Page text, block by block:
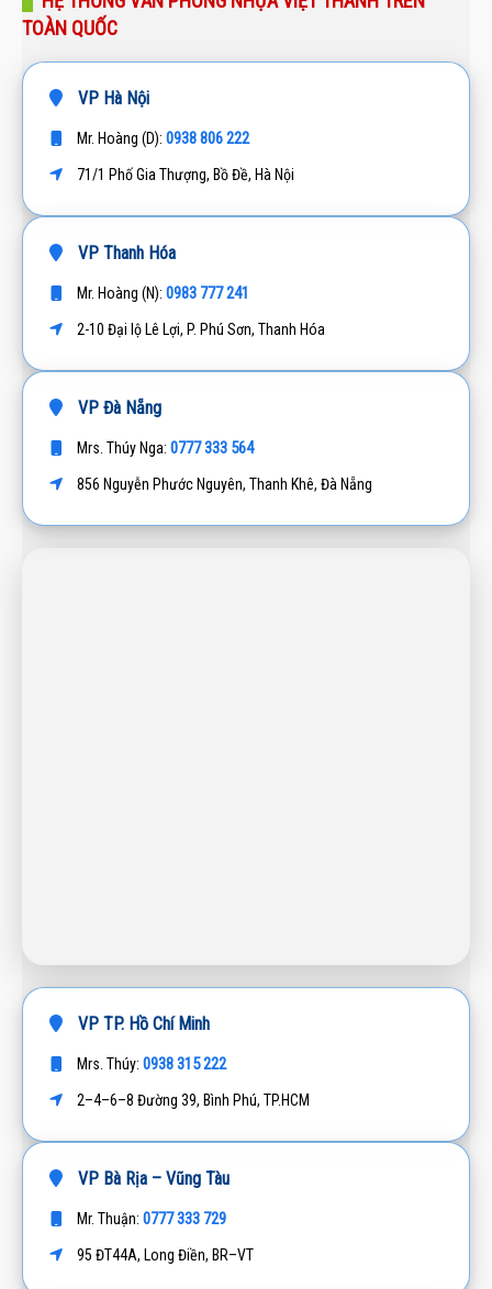
TOÀN QUỐC
VP Hà Nội
Mr. Hoàng (D): 0938 806 222
71/1 Phố Gia Thượng, Bồ Đề, Hà Nội
VP Thanh Hóa
Mr. Hoàng (N): 0983 777 241
2-10 Đại lộ Lê Lợi, P. Phú Sơn, Thanh Hóa
VP Đà Nẵng
Mrs. Thúy Nga: 0777 333 564
856 Nguyễn Phước Nguyên, Thanh Khê, Đà Nẵng
VP TP. Hồ Chí Minh
Mrs. Thúy: 0938 315 222
2–4–6–8 Đường 39, Bình Phú, TP.HCM
VP Bà Rịa – Vũng Tàu
Mr. Thuận: 0777 333 729
95 ĐT44A, Long Điền, BR–VT